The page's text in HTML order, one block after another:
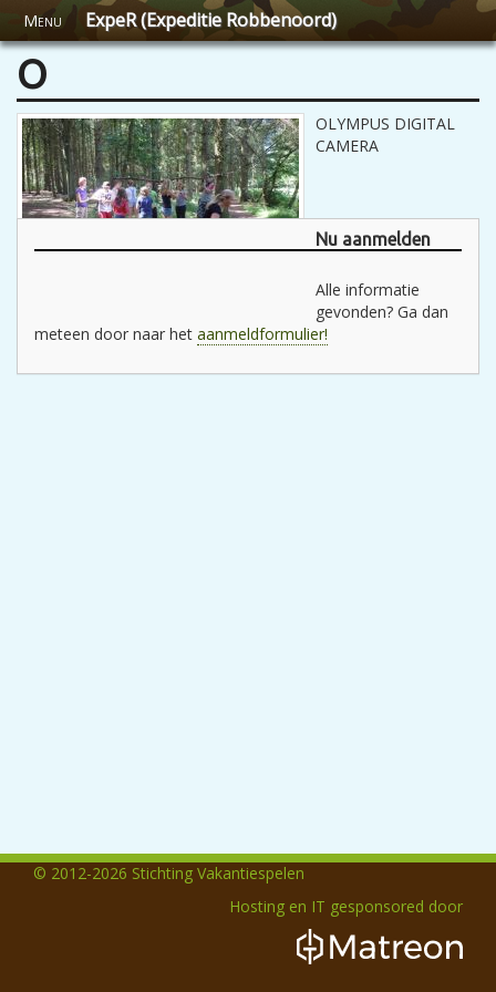
Menu ExpeR (Expeditie Robbenoord)
O
OLYMPUS DIGITAL
CAMERA
Nu aanmelden
Alle informatie
gevonden? Ga dan
meteen door naar het aanmeldformulier!
© 2012-2026 Stichting Vakantiespelen
Hosting en IT gesponsored door